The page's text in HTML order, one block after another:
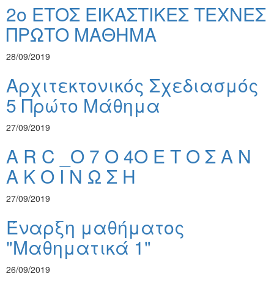
2ο ΕΤΟΣ ΕΙΚΑΣΤΙΚΕΣ ΤΕΧΝΕΣ
ΠΡΩΤΟ ΜΑΘΗΜΑ
28/09/2019
Αρχιτεκτονικός Σχεδιασμός
5 Πρώτο Μάθημα
27/09/2019
A R C _Ο 7 Ο 4Ο Ε Τ Ο Σ Α Ν
Α Κ Ο Ι Ν Ω Σ Η
27/09/2019
Έναρξη μαθήματος
"Μαθηματικά 1"
26/09/2019